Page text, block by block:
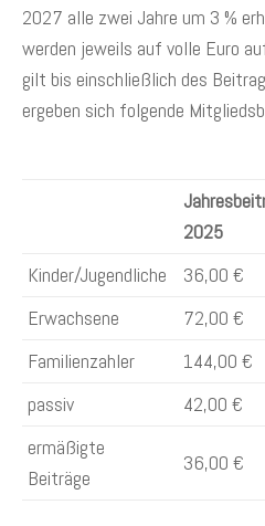
2027 alle zwei Jahre um 3 %
werden jeweils auf volle Euro
gilt bis einschließlich des
ergeben sich folgende
2025
Kinder/Jugendliche
36,00 €
Erwachsene
72,00 €
Familienzahler
144,00 €
passiv
42,00 €
ermäßigte
Beiträge
36,00 €